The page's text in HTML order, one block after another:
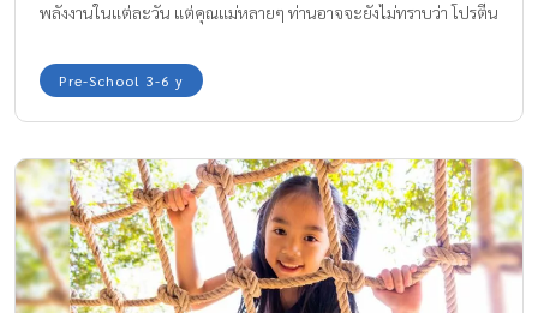
พลังงานในแต่ละวัน แต่คุณแม่หลายๆ ท่านอาจจะยังไม่ทราบว่า โปรตีน
และสมองของเด็กๆ อีกด้วย โดยเฉพาะเด็กในวัย 5-12 ปี
Pre-School 3-6 y